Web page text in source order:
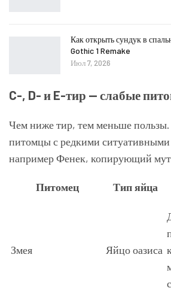
Как открыть сундук в
Gothic 1 Remake
Июл 7, 2026
C-, D- и E-тир — слабые
Чем ниже тир, тем меньше пользы.
питомцы с редкими ситуативными
например Фенек, копирующий
Питомец Тип яйца
Змея Яйцо оазиса